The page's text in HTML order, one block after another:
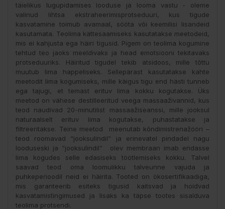
täielikus lugupidamises looduse ja looma vastu - oleme
valinud lihtsa ekstraheerimisprotseduuri, kus tigude
kasvatamine toimub avamaal, sööta või keemilisi lisandeid
kasutamata. Teolima kättesaamiseks kasutatakse meetodeid,
mis ei kahjusta ega häiri tigusid. Pigem on teolima kogumine
tehtud teo jaoks meeldivaks ja head emotsiooni tekitavaks
protseduuriks. Häiritud tigudel tekib atsidoos, mille tõttu
muutub lima happeliseks. Sellepärast kasutatakse kahte
meetodit lima kogumiseks, mille käigus tigu end hästi tunneb
ega tajugi, et temast erituv lima kokku kogutakse. Üks
meetod on vähese destilleeritud veega massaaživannid, kus
teod naudivad 20-minutilist massaažiseanssi, mille jooksul
naturaalselt erituv lima kogutakse, puhastatakse ja
filtreeritakse. Teine meetod meenutab kõndimistrenažööri –
teod roomavad “jooksulindil” ja erinevatel pindadel nagu
looduseski ja “jooksulindil” olev membraan imab endasse
lima kogudes selle edasiseks töötlemiseks kokku. Talvel
saavad teod oma loomulikku talveunne vajuda ja
puhkeperioodil neid ei häirita. Tooted on ökosertifikaadiga,
mis garanteerib esiteks tigusid kaitsvad ja hoidvad
kasvatamistingimused ja lisaks ka täpse tootes sisalduva
teolima protsendi.